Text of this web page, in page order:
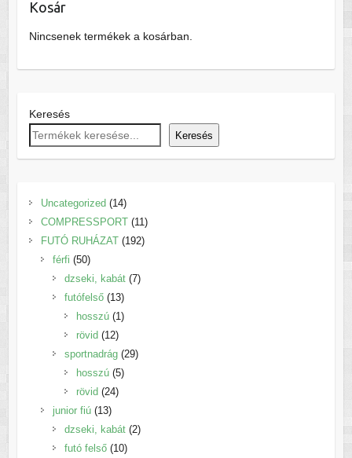
Kosár
Nincsenek termékek a kosárban.
Keresés
Keresés
Uncategorized 1414
termék
COMPRESSPORT 1111
termék
FUTÓ RUHÁZAT 192192
férfi 5050
termék
dzseki, kabát 77
futófelső 1313
termék
hosszú 11
rövid 1212
termék
sportnadrág 2929
hosszú 55
rövid 2424
junior fiú 1313
termék
dzseki, kabát 22
futó felső 1010